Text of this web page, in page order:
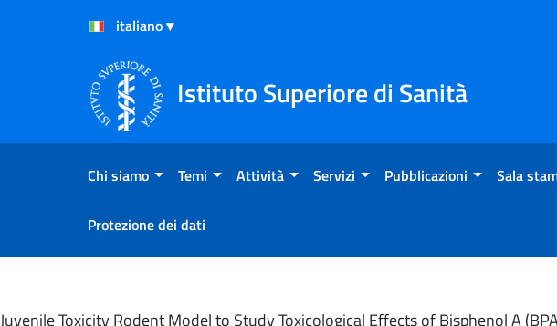
Salta al Contenuto
Salta al Footer
Istituto Superiore di Sanità
Chi siamo Temi Attività Servizi Pubblicazioni Sala
Protezione dei dati
Juvenile Toxicity Rodent Model to Study Toxicological Effects of Bisphenol A